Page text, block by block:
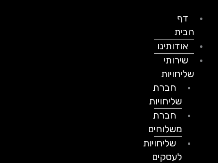
דף
הבית
אודותינו
שירותי
שליחויות
חברת
שליחויות
חברת
משלוחים
שליחויות
לעסקים